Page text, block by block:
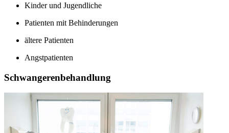
Kinder und Jugendliche
Patienten mit Behinderungen
ältere Patienten
Angstpatienten
Schwangerenbehandlung